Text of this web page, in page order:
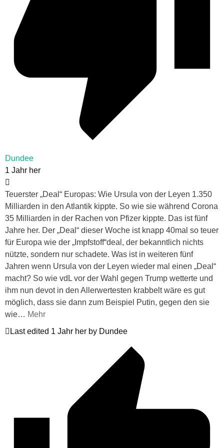
Dundee
1 Jahr her
Teuerster „Deal“ Europas: Wie Ursula von der Leyen 1.350
Milliarden in den Atlantik kippte. So wie sie während Corona
35 Milliarden in der Rachen von Pfizer kippte. Das ist fünf
Jahre her. Der „Deal“ dieser Woche ist knapp 40mal so teuer
für Europa wie der „Impfstoff“deal, der bekanntlich nichts
nützte, sondern nur schadete. Was ist in weiteren fünf
Jahren wenn Ursula von der Leyen wieder mal einen „Deal“
macht? So wie vdL vor der Wahl gegen Trump wetterte und
ihm nun devot in den Allerwertesten krabbelt wäre es gut
möglich, dass sie dann zum Beispiel Putin, gegen den sie
wie… Mehr
Last edited 1 Jahr her by Dundee